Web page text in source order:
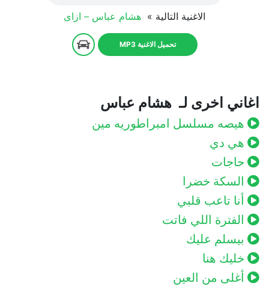
الاغنية التالية » هشام عباس – ازاى
تحميل الاغنية MP3
اغاني اخرى لـ هشام عباس
هيصه مسلسل امبراطوريه مين
هي دي
حاجات
السكة خضرا
أنا تاعب قلبي
الفترة اللي فاتت
بيسلم عليك
خليك هنا
أغلى من العين